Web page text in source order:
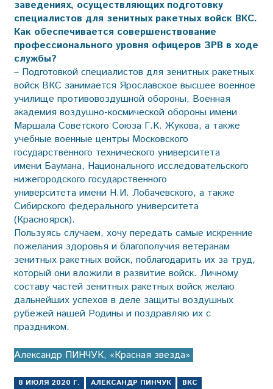
заведениях, осуществляющих подготовку
специалистов для зенитных ракетных войск ВКС.
Как обеспечивается совершенствование
профессионального уровня офицеров ЗРВ в ходе
службы?
– Подготовкой специалистов для зенитных ракетных
войск ВКС занимается Ярославское высшее военное
училище про­тивовоздушной обороны, Военная
академия воздушно-космической обороны имени
Маршала Советского Союза Г.К. Жукова, а также
учебные военные цент­ры Московского
государственного технического университета
имени Баумана, Национального исследовательского
нижегородского государственного
университета имени Н.И. Лобачевского, а также
Сибирского федерального университета
(Красноярск).
Пользуясь случаем, хочу пе­редать самые искренние
пожелания здоровья и благополучия ветеранам
зенитных ракетных войск, поблагодарить их за труд,
который они вложили в развитие войск. Личному
составу частей зенитных ракетных войск желаю
дальнейших успехов в деле защиты воздушных
рубежей нашей Родины и поздравляю их с
праздником.
Александр ПИНЧУК, «Красная звезда»
8 ИЮЛЯ 2020 Г. АЛЕКСАНДР ПИНЧУК
ВКС